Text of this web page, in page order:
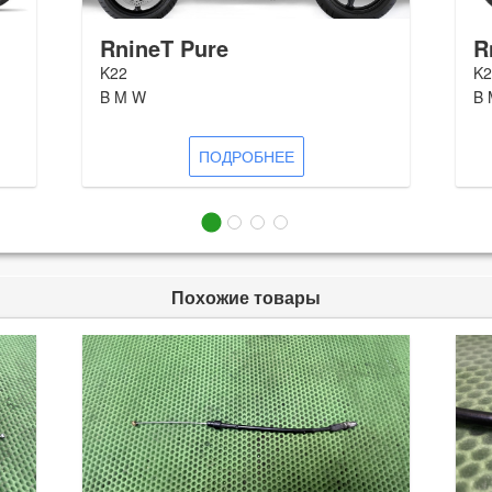
RnineT Pure
K22
B M W
ПОДРОБНЕЕ
B
Похожие товары